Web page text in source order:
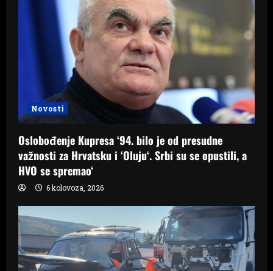
Novosti
Oslobođenje Kupresa ‘94. bilo je od presudne
važnosti za Hrvatsku i ‘Oluju‘. Srbi su se opustili, a
HVO se spremao‘
6 kolovoza, 2026